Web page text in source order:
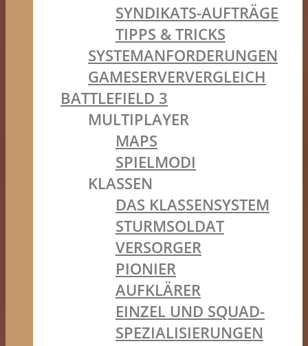
SYNDIKATS-AUFTRÄGE
TIPPS & TRICKS
SYSTEMANFORDERUNGEN
GAMESERVERVERGLEICH
BATTLEFIELD 3
MULTIPLAYER
MAPS
SPIELMODI
KLASSEN
DAS KLASSENSYSTEM
STURMSOLDAT
VERSORGER
PIONIER
AUFKLÄRER
EINZEL UND SQUAD-
SPEZIALISIERUNGEN